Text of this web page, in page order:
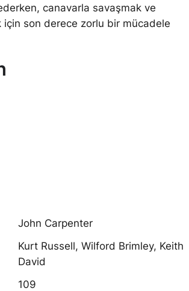
canavarla savaşmak ve
için son derece zorlu bir mücadele
John Carpenter
Kurt Russell, Wilford Brimley, Keith
David
109